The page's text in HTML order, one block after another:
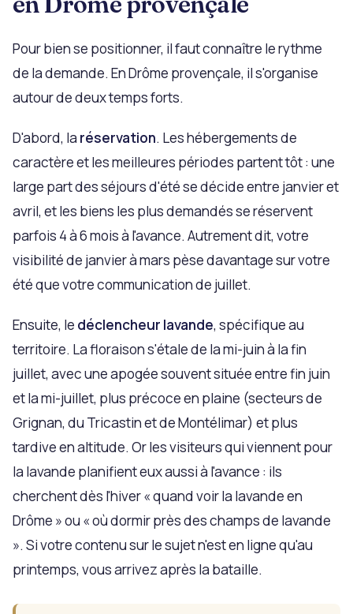
Pour bien se positionner, il faut connaître le rythme
de la demande. En Drôme provençale, il s'organise
autour de deux temps forts.
D'abord, la réservation. Les hébergements de
caractère et les meilleures périodes partent tôt : une
large part des séjours d'été se décide entre janvier et
avril, et les biens les plus demandés se réservent
parfois 4 à 6 mois à l'avance. Autrement dit, votre
visibilité de janvier à mars pèse davantage sur votre
été que votre communication de juillet.
Ensuite, le déclencheur lavande, spécifique au
territoire. La floraison s'étale de la mi-juin à la fin
juillet, avec une apogée souvent située entre fin juin
et la mi-juillet, plus précoce en plaine (secteurs de
Grignan, du Tricastin et de Montélimar) et plus
tardive en altitude. Or les visiteurs qui viennent pour
la lavande planifient eux aussi à l'avance : ils
cherchent dès l'hiver « quand voir la lavande en
Drôme » ou « où dormir près des champs de lavande
». Si votre contenu sur le sujet n'est en ligne qu'au
printemps, vous arrivez après la bataille.